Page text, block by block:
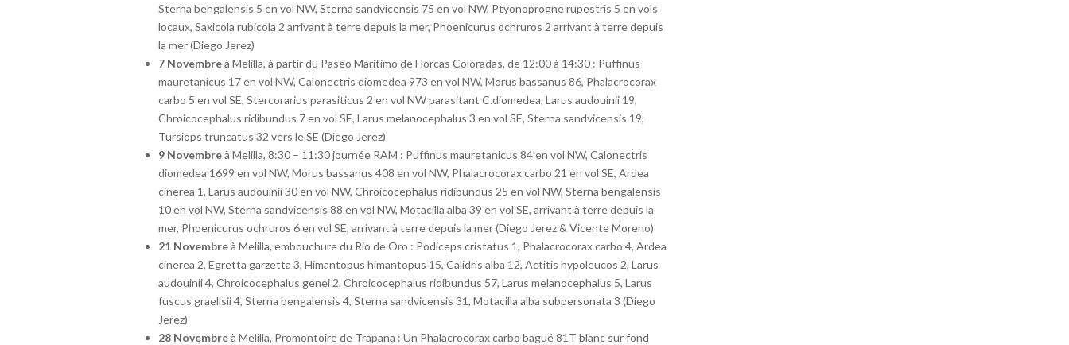
Sterna bengalensis 5 en vol NW, Sterna sandvicensis 75 en vol NW, Ptyonoprogne rupestris 5 en vols
locaux, Saxicola rubicola 2 arrivant à terre depuis la mer, Phoenicurus ochruros 2 arrivant à terre depuis
la mer (Diego Jerez)
7 Novembreà Melilla, à partir du Paseo Marítimo de Horcas Coloradas, de 12:00 à 14:30 : Puffinus
mauretanicus 17 en vol NW, Calonectris diomedea 973 en vol NW, Morus bassanus 86, Phalacrocorax
carbo 5 en vol SE, Stercorarius parasiticus 2 en vol NW parasitant C.diomedea, Larus audouinii 19,
Chroicocephalus ridibundus 7 en vol SE, Larus melanocephalus 3 en vol SE, Sterna sandvicensis 19,
Tursiops truncatus 32 vers le SE (Diego Jerez)
9 Novembreà Melilla, 8:30 – 11:30 journée RAM : Puffinus mauretanicus 84 en vol NW, Calonectris
diomedea 1699 en vol NW, Morus bassanus 408 en vol NW, Phalacrocorax carbo 21 en vol SE, Ardea
cinerea 1, Larus audouinii 30 en vol NW, Chroicocephalus ridibundus 25 en vol NW, Sterna bengalensis
10 en vol NW, Sterna sandvicensis 88 en vol NW, Motacilla alba 39 en vol SE, arrivant à terre depuis la
mer, Phoenicurus ochruros 6 en vol SE, arrivant à terre depuis la mer (Diego Jerez & Vicente Moreno)
21 Novembreà Melilla, embouchure du Rio de Oro : Podiceps cristatus 1, Phalacrocorax carbo 4, Ardea
cinerea 2, Egretta garzetta 3, Himantopus himantopus 15, Calidris alba 12, Actitis hypoleucos 2, Larus
audouinii 4, Chroicocephalus genei 2, Chroicocephalus ridibundus 57, Larus melanocephalus 5, Larus
fuscus graellsii 4, Sterna bengalensis 4, Sterna sandvicensis 31, Motacilla alba subpersonata 3 (Diego
Jerez)
28 Novembreà Melilla, Promontoire de Trapana : Un Phalacrocorax carbo bagué 81T blanc sur fond